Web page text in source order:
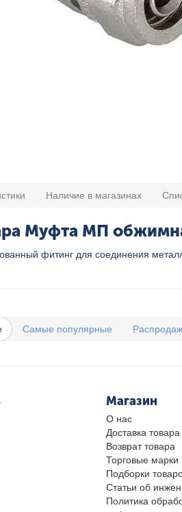
Наличие в магазинах
Муфта МП
фитинг для соединения
Самые популярные
Магазин
О нас
Доставка товара
Возврат товара
Торговые марки
Подборки
Статьи об
Политика